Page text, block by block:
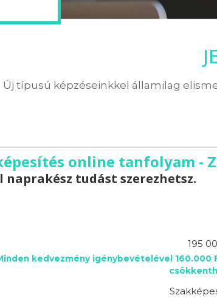
Új típusú képzéseinkkel államilag
online tanfolyam -
naprakész tudást szerezhetsz.
195
kedvezmény igénybevételével 160.000